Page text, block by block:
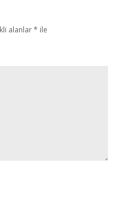
alanlar* ile